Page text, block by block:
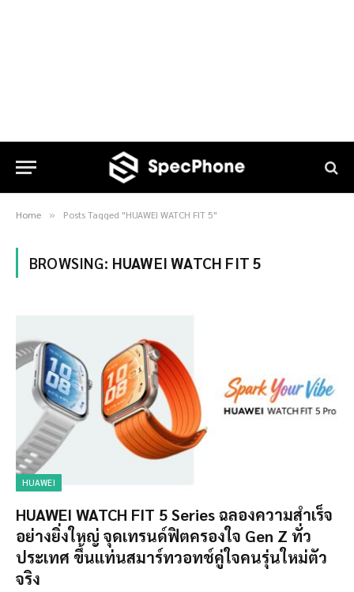
Home » Posts Tagged "HUAWEI WATCH FIT 5"
BROWSING: HUAWEI WATCH FIT 5
HUAWEI
HUAWEI WATCH FIT 5 Series ฉลองความสำเร็จ
อย่างยิ่งใหญ่ จุดเทรนด์ฟิตครองใจ Gen Z ทั่ว
ประเทศ ขึ้นแท่นสมาร์ทวอทช์คู่ใจคนรุ่นใหม่ตัว
จริง